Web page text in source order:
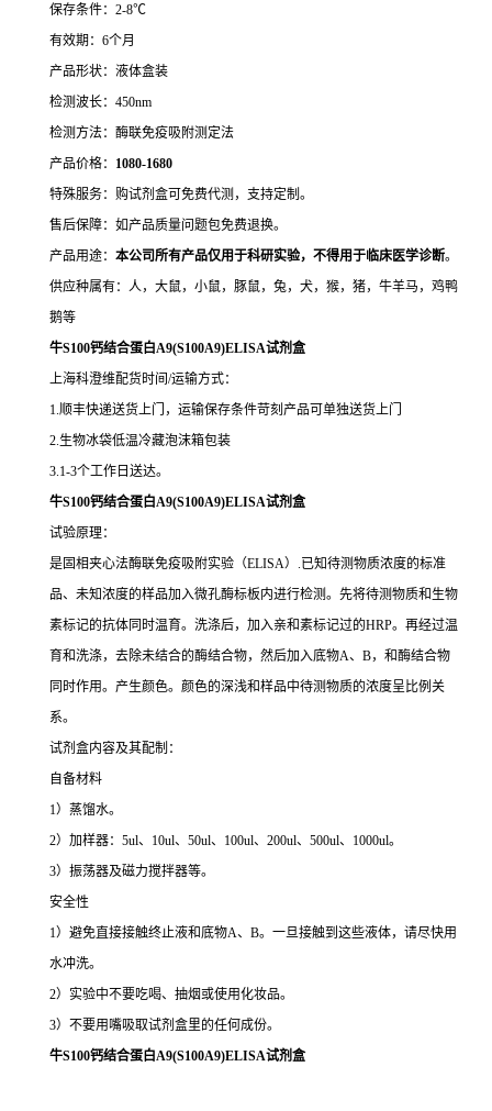
保存条件：2-8℃
有效期：6个月
产品形状：液体盒装
检测波长：450nm
检测方法：酶联免疫吸附测定法
产品价格： 1080-1680
特殊服务：购试剂盒可免费代测，支持定制。
售后保障：如产品质量问题包免费退换。
产品用途： 本公司所有产品仅用于科研实验，不得用于临床医学诊断。
供应种属有：人，大鼠，小鼠，豚鼠，兔，犬，猴，猪，牛羊马，鸡鸭
鹅等
牛S100钙结合蛋白A9(S100A9)ELISA试剂盒
上海科澄维配货时间/运输方式：
1.顺丰快递送货上门，运输保存条件苛刻产品可单独送货上门
2.生物冰袋低温冷藏泡沫箱包装
3.1-3个工作日送达。
牛S100钙结合蛋白A9(S100A9)ELISA试剂盒
试验原理：
是固相夹心法酶联免疫吸附实验（ELISA）.已知待测物质浓度的标准
品、未知浓度的样品加入微孔酶标板内进行检测。先将待测物质和生物
素标记的抗体同时温育。洗涤后，加入亲和素标记过的HRP。再经过温
育和洗涤，去除未结合的酶结合物，然后加入底物A、B，和酶结合物
同时作用。产生颜色。颜色的深浅和样品中待测物质的浓度呈比例关
系。
试剂盒内容及其配制：
自备材料
1）蒸馏水。
2）加样器：5ul、10ul、50ul、100ul、200ul、500ul、1000ul。
3）振荡器及磁力搅拌器等。
安全性
1）避免直接接触终止液和底物A、B。一旦接触到这些液体，请尽快用
水冲洗。
2）实验中不要吃喝、抽烟或使用化妆品。
3）不要用嘴吸取试剂盒里的任何成份。
牛S100钙结合蛋白A9(S100A9)ELISA试剂盒